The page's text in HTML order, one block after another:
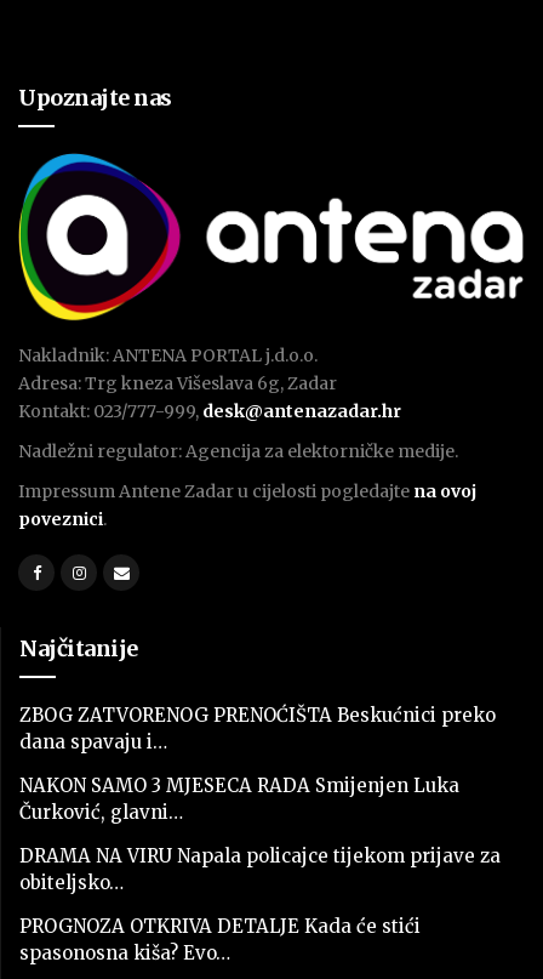
Upoznajte nas
Nakladnik: ANTENA PORTAL j.d.o.o.
Adresa: Trg kneza Višeslava 6g, Zadar
Kontakt: 023/777-999, desk@antenazadar.hr
Nadležni regulator: Agencija za elektorničke medije.
Impressum Antene Zadar u cijelosti pogledajte na ovoj
poveznici.
Najčitanije
ZBOG ZATVORENOG PRENOĆIŠTA Beskućnici preko
dana spavaju i…
NAKON SAMO 3 MJESECA RADA Smijenjen Luka
Čurković, glavni…
DRAMA NA VIRU Napala policajce tijekom prijave za
obiteljsko…
PROGNOZA OTKRIVA DETALJE Kada će stići
spasonosna kiša? Evo…